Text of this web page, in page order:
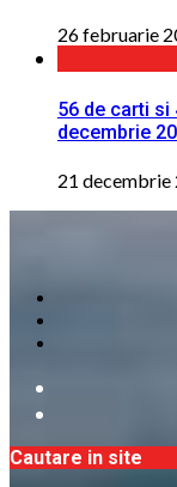
26 februarie
56 de carti
decembrie
21 decembrie
Cautare in site